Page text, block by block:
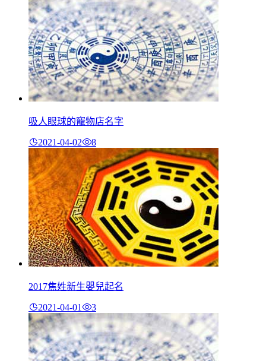
吸人眼球的寵物店名字
2021-04-02 8
2017焦姓新生嬰兒起名
2021-04-01 3